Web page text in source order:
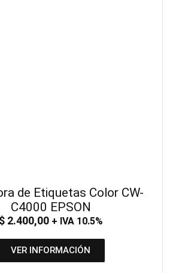
de Etiquetas Color CW-
C4000 EPSON
$2.400,00+ IVA 10.5%
VER INFORMACIÓN